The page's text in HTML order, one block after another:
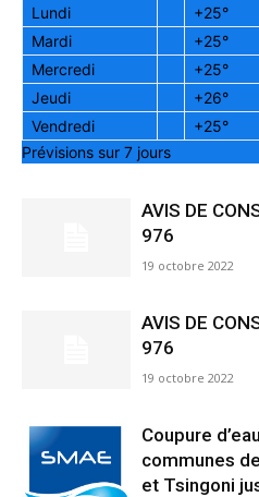
Lundi
+25°
Mardi
+25°
Mercredi
+25°
Jeudi
+26°
Vendredi
+25°
Prévisions sur 7 jours
AVIS DE
976
19 octobre 2022
AVIS DE
976
19 octobre 2022
Coupure
communes
et Tsingoni